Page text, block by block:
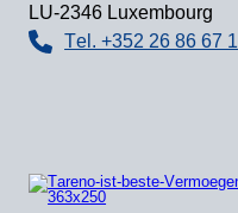
LU-2346 Luxem­bourg
Tel. +352 26 86 67 1